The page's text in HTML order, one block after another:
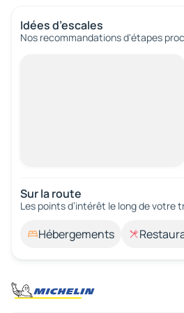
Idées d’escales
Nos recommandations d'étapes
Sur la route
Les points d’intérêt le long de votre
Hébergements